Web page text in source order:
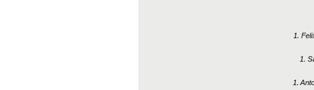
1.
1.
1.